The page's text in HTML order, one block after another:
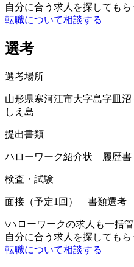
自分に合う求人を探してもら
転職について相談する
選考
選考場所
山形県寒河江市大字島字皿
しえ島
提出書類
ハローワーク紹介状 履歴
検査・試験
面接（予定1回） 書類選考
\ハローワークの求人も一括
自分に合う求人を探してもら
転職について相談する